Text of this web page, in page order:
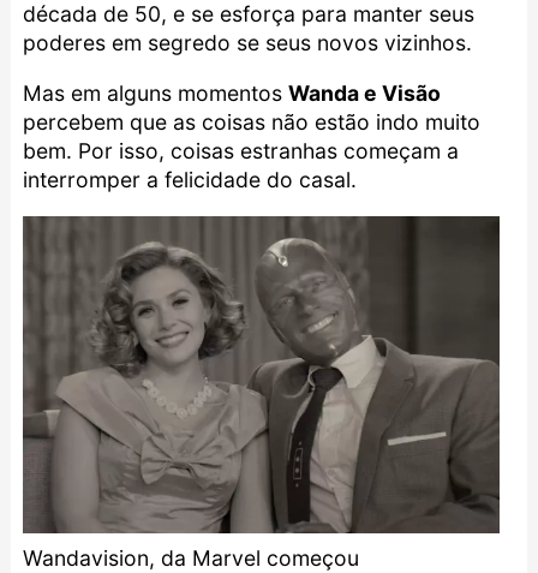
década de 50, e se esforça para manter seus
poderes em segredo se seus novos vizinhos.
Mas em alguns momentos Wanda e Visão
percebem que as coisas não estão indo muito
bem. Por isso, coisas estranhas começam a
interromper a felicidade do casal.
Wandavision, da Marvel começou